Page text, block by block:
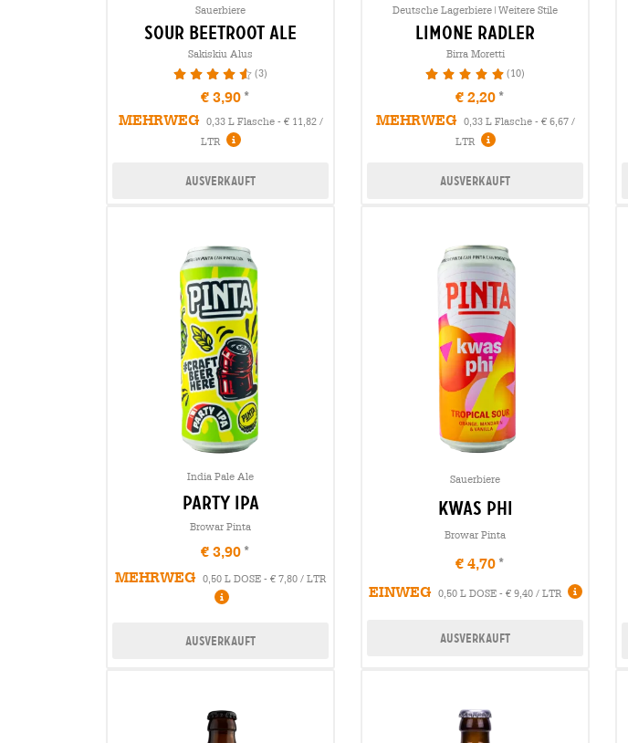
Sauerbiere
sour beetroot ale
Sakiskiu Alus
93.33% (3)
€ 3,90
MEHRWEG
0,33 L Flasche - € 11,82 /
LTR
Ausverkauft
Deutsche Lagerbiere|Weitere Stile
limone Radler
Birra Moretti
100% (10)
€ 2,20
MEHRWEG
0,33 L Flasche - € 6,67 /
LTR
Ausverkauft
India Pale Ale
party ipa
Browar Pinta
€ 3,90
MEHRWEG
0,50 L DOSE - € 7,80 / LTR
Ausverkauft
Sauerbiere
kwas phi
Browar Pinta
€ 4,70
EINWEG
0,50 L DOSE - € 9,40 / LTR
Ausverkauft